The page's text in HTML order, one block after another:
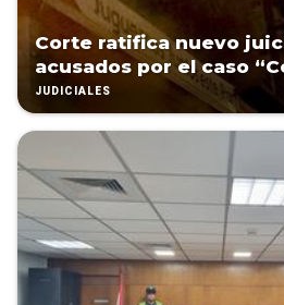
Corte ratifica nuevo
acusados por el caso
JUDICIALES